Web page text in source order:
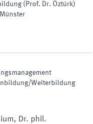
(Prof. Dr. Öztürk)
Münster
Weiterbildung
Dr. phil.